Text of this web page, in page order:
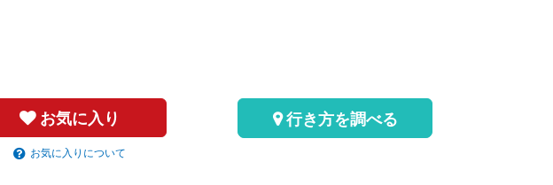
お気に入り
お気に入りについて
行き方を調べる